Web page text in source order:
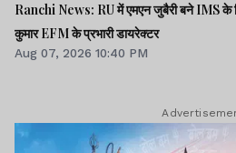
Ranchi News: RU में एमएन जुबैरी बने IMS के
कुमार EFM के प्रभारी डायरेक्टर
Aug 07, 2026 10:40 PM